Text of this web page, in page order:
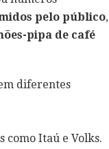
pelo público,
pipa de café
diferentes
como Itaú e Volks.